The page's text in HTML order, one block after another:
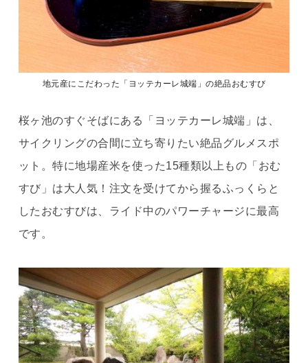
地元産にこだわった「ヨッテカーレ城端」の絶品おむすび
桜ヶ池のすぐそばにある「ヨッテカーレ城端」は、
サイクリングの合間に立ち寄りたい絶品グルメスポ
ット。特に地場産米を使った15種類以上もの「おむ
すび」は大人気！注文を受けてから握るふっくらと
したおむすびは、ライド中のパワーチャージに最高
です。